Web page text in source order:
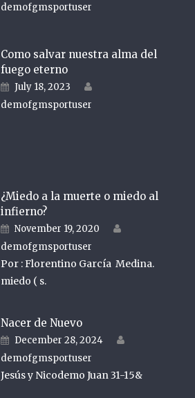
demofgmsportuser
Como salvar nuestra alma del
fuego eterno
Posted on
July 18, 2023
demofgmsportuser
¿Miedo a la muerte o miedo al
infierno?
Posted on
November 19, 2020
demofgmsportuser
Por : Florentino García Medina.
miedo ( s.
Nacer de Nuevo
Posted on
December 28, 2024
demofgmsportuser
Jesús y Nicodemo Juan 31-15&